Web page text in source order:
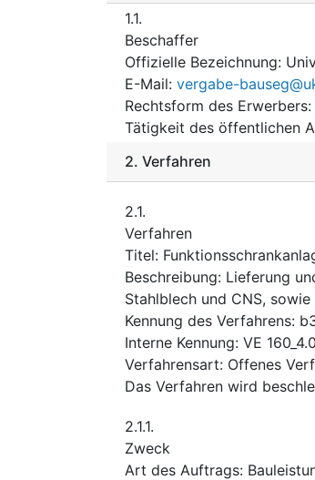
1.1.
Beschaffer
Offizielle Bezeichnung:
E-Mail: vergabe-
Rechtsform des Erwerbers:
Tätigkeit des öffentlichen
2. Verfahren
2.1.
Verfahren
Titel:
Beschreibung: Lieferung
Stahlblech und CNS,
Kennung des Verfahrens:
Interne Kennung: VE
Verfahrensart: Offenes
Das Verfahren wird
2.1.1.
Zweck
Art des Auftrags: